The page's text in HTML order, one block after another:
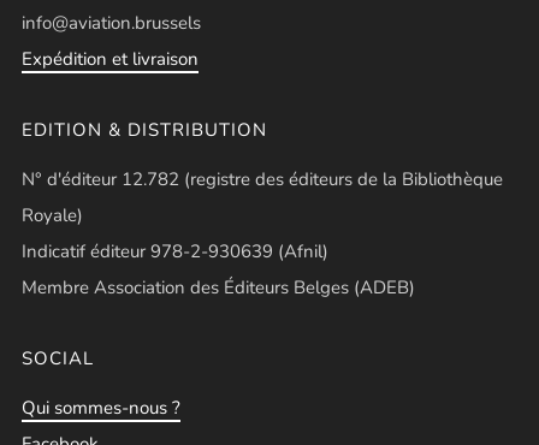
info@aviation.brussels
Expédition et livraison
EDITION & DISTRIBUTION
N° d'éditeur 12.782 (registre des éditeurs de la Bibliothèque
Royale)
Indicatif éditeur 978-2-930639 (Afnil)
Membre Association des Éditeurs Belges (ADEB)
SOCIAL
Qui sommes-nous ?